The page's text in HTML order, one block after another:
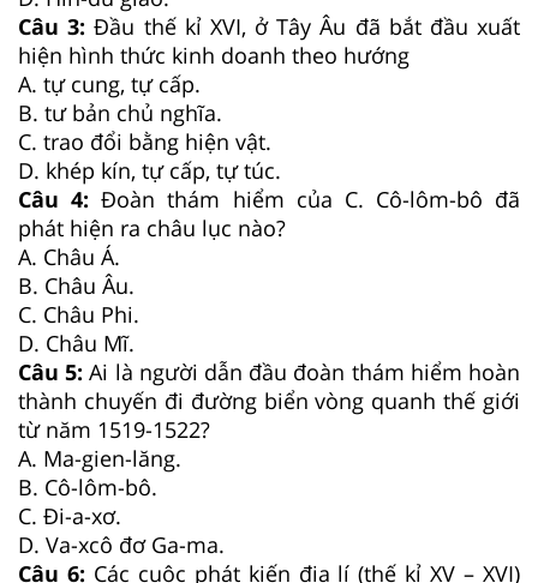
Câu 3: Đầu thế kỉ XVI, ở Tây Âu đã bắt đầu xuất
hiện hình thức kinh doanh theo hướng
A. tự cung, tự cấp.
B. tư bản chủ nghĩa.
C. trao đổi bằng hiện vật.
D. khép kín, tự cấp, tự túc.
Câu 4: Đoàn thám hiểm của C. Cô-lôm-bô đã
phát hiện ra châu lục nào?
A. Châu Á.
B. Châu Âu.
C. Châu Phi.
D. Châu Mĩ.
Câu 5: Ai là người dẫn đầu đoàn thám hiểm hoàn
thành chuyến đi đường biển vòng quanh thế giới
từ năm 1519-1522?
A. Ma-gien-lăng.
B. Cô-lôm-bô.
C. Đi-a-xơ.
D. Va-xcô đơ Ga-ma.
Câu 6: Các cuộc phát kiến địa lí (thế kỉ XV – XVI)